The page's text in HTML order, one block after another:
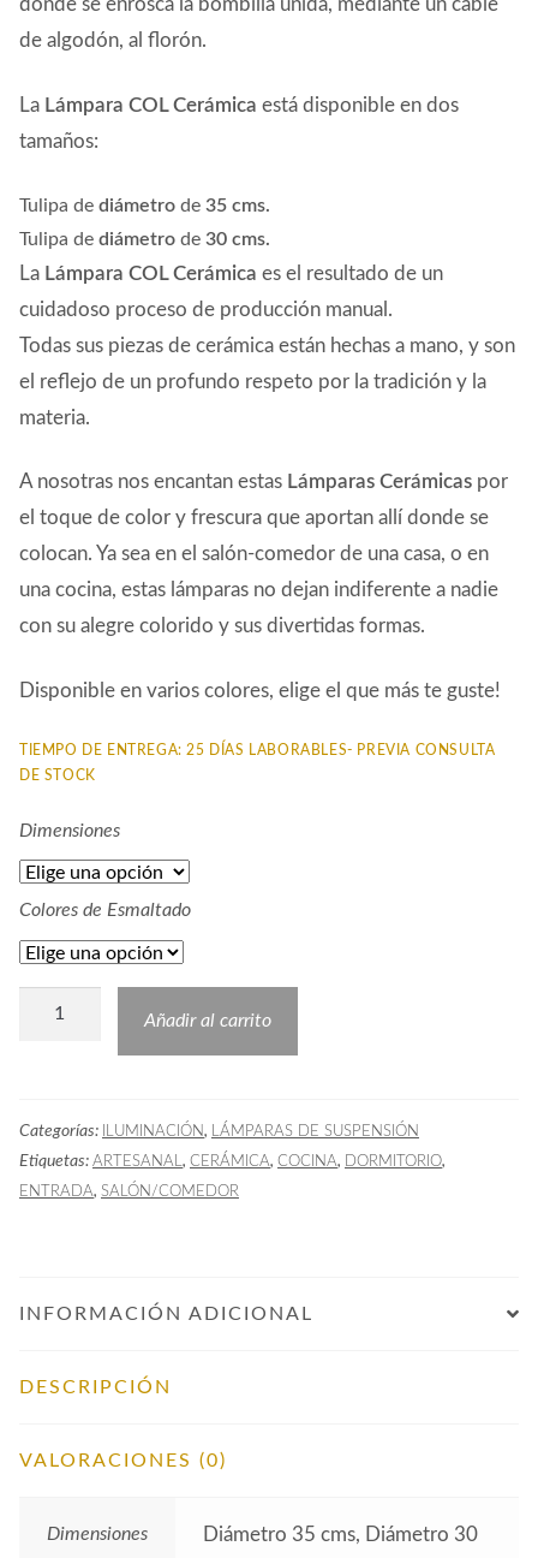
donde se enrosca la bombilla unida, mediante un cable
de algodón, al florón.
La Lámpara COL Cerámica está disponible en dos
tamaños:
Tulipa de diámetro de 35 cms.
Tulipa de diámetro de 30 cms.
La Lámpara COL Cerámica es el resultado de un
cuidadoso proceso de producción manual.
Todas sus piezas de cerámica están hechas a mano, y son
el reflejo de un profundo respeto por la tradición y la
materia.
A nosotras nos encantan estas Lámparas Cerámicas por
el toque de color y frescura que aportan allí donde se
colocan. Ya sea en el salón-comedor de una casa, o en
una cocina, estas lámparas no dejan indiferente a nadie
con su alegre colorido y sus divertidas formas.
Disponible en varios colores, elige el que más te guste!
TIEMPO DE ENTREGA: 25 DÍAS LABORABLES- PREVIA CONSULTA
DE STOCK
Dimensiones
Colores de Esmaltado
Lámpara
Añadir al carrito
Categorías: ILUMINACIÓN, LÁMPARAS DE SUSPENSIÓN
Etiquetas: ARTESANAL , CERÁMICA, COCINA, DORMITORIO,
ENTRADA, SALÓN/COMEDOR
INFORMACIÓN ADICIONAL
DESCRIPCIÓN
VALORACIONES (0)
Dimensiones Diámetro 35 cms, Diámetro 30